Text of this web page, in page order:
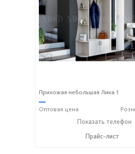
Прихожая небольшая Лика 1
—
Оптовая цена
+7 (8412) 20-20-37
Показать телефон
Прайс-лист